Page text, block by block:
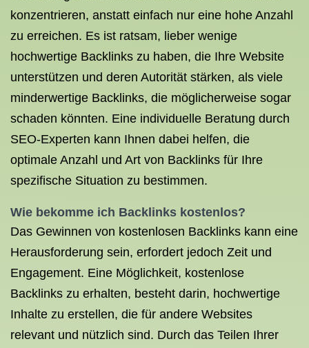
konzentrieren, anstatt einfach nur eine hohe Anzahl
zu erreichen. Es ist ratsam, lieber wenige
hochwertige Backlinks zu haben, die Ihre Website
unterstützen und deren Autorität stärken, als viele
minderwertige Backlinks, die möglicherweise sogar
schaden könnten. Eine individuelle Beratung durch
SEO-Experten kann Ihnen dabei helfen, die
optimale Anzahl und Art von Backlinks für Ihre
spezifische Situation zu bestimmen.
Wie bekomme ich Backlinks kostenlos?
Das Gewinnen von kostenlosen Backlinks kann eine
Herausforderung sein, erfordert jedoch Zeit und
Engagement. Eine Möglichkeit, kostenlose
Backlinks zu erhalten, besteht darin, hochwertige
Inhalte zu erstellen, die für andere Websites
relevant und nützlich sind. Durch das Teilen Ihrer